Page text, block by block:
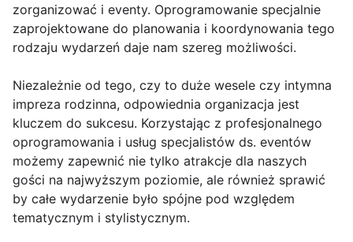
zorganizować i eventy. Oprogramowanie specjalnie
zaprojektowane do planowania i koordynowania tego
rodzaju wydarzeń daje nam szereg możliwości.
Niezależnie od tego, czy to duże wesele czy intymna
impreza rodzinna, odpowiednia organizacja jest
kluczem do sukcesu. Korzystając z profesjonalnego
oprogramowania i usług specjalistów ds. eventów
możemy zapewnić nie tylko atrakcje dla naszych
gości na najwyższym poziomie, ale również sprawić
by całe wydarzenie było spójne pod względem
tematycznym i stylistycznym.